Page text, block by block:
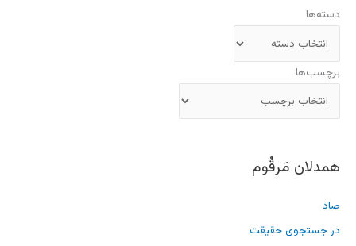
دسته‌ها
برچسب‌ها
همدلان مَرقُوم
صاد
در جستجوی حقیقت